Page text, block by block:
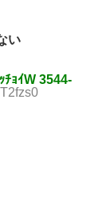
い
ｮｲW 3544-